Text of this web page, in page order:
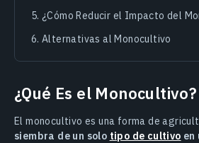
¿Cómo Reducir el Impacto del
Alternativas al Monocultivo
¿Qué Es el Monocultivo?
El monocultivo es una forma de
siembra de un solo tipo de cultivo en